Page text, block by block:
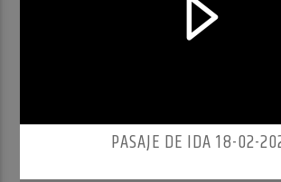
PASAJE DE IDA 18-02-